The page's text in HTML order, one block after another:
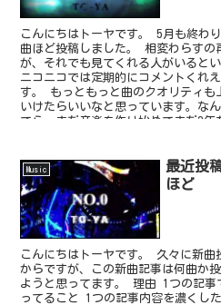
こんにちはトーヤです。 5月も終わ
曲ほど投稿しました。 相変わらすの
が、それでも見てくれる人がいると
ニコニコでは定期的にコメントくれ
す。 もっともっと曲のクオリティも
いけたらいいなと思っています。な
てら、まだ音楽を作り始めてまだ3年
これからも、僕の音楽を楽しんでく
す。
Music
最近投
ほど
こんにちはトーヤです。 久々に新
からですが、この新曲記事は何曲か
ようと思ってます。 理由 1つの記事
ってること 1つの記事内容を濃くし